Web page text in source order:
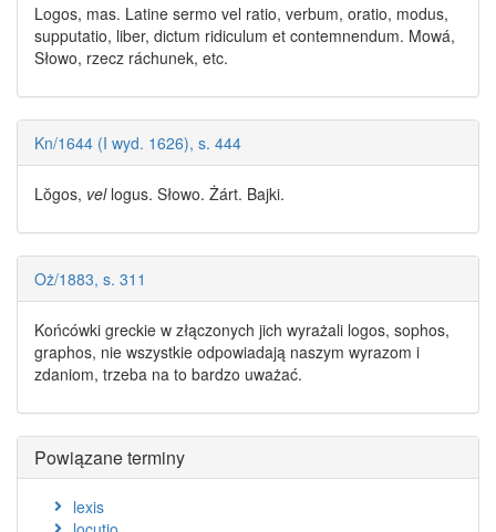
Logos, mas. Latine sermo vel ratio, verbum, oratio, modus,
supputatio, liber, dictum ridiculum et contemnendum. Mowá,
Słowo, rzecz ráchunek, etc.
Kn/1644 (I wyd. 1626), s. 444
Lŏgos, vellogus. Słowo. Żárt. Bajki.
Oż/1883, s. 311
Końcówki greckie w złączonych jich wyrażali logos, sophos,
graphos, nie wszystkie odpowiadają naszym wyrazom i
zdaniom, trzeba na to bardzo uważać.
Powiązane terminy
lexis